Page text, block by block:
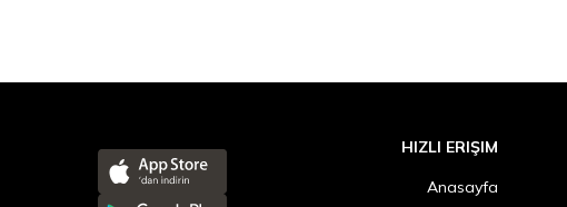
HIZLI ERIŞIM
Anasayfa